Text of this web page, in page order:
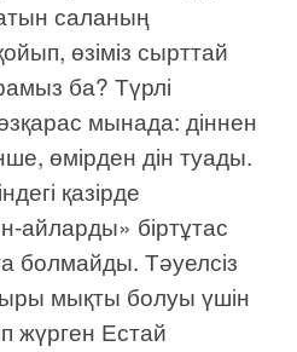
саланың
өзіміз сырттай
ба? Түрлі
мынада: діннен
өмірден дін туады.
қазірде
айларды» біртұтас
болмайды. Тәуелсіз
мықты болуы үшін
жүрген Естай